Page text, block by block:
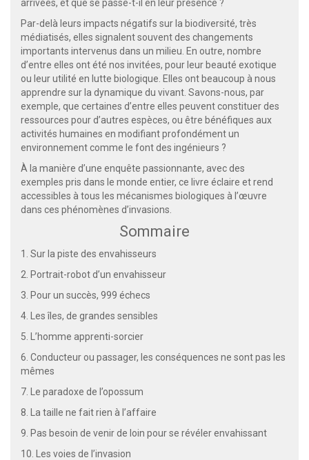
arrivées, et que se passe-t-il en leur présence ?
Par-delà leurs impacts négatifs sur la biodiversité, très
médiatisés, elles signalent souvent des changements
importants intervenus dans un milieu. En outre, nombre
d’entre elles ont été nos invitées, pour leur beauté exotique
ou leur utilité en lutte biologique. Elles ont beaucoup à nous
apprendre sur la dynamique du vivant. Savons-nous, par
exemple, que certaines d’entre elles peuvent constituer des
ressources pour d’autres espèces, ou être bénéfiques aux
activités humaines en modifiant profondément un
environnement comme le font des ingénieurs ?
À la manière d’une enquête passionnante, avec des
exemples pris dans le monde entier, ce livre éclaire et rend
accessibles à tous les mécanismes biologiques à l’œuvre
dans ces phénomènes d’invasions.
Sommaire
1. Sur la piste des envahisseurs
2. Portrait-robot d’un envahisseur
3. Pour un succès, 999 échecs
4. Les îles, de grandes sensibles
5. L’homme apprenti-sorcier
6. Conducteur ou passager, les conséquences ne sont pas les
mêmes
7. Le paradoxe de l’opossum
8. La taille ne fait rien à l’affaire
9. Pas besoin de venir de loin pour se révéler envahissant
10. Les voies de l’invasion